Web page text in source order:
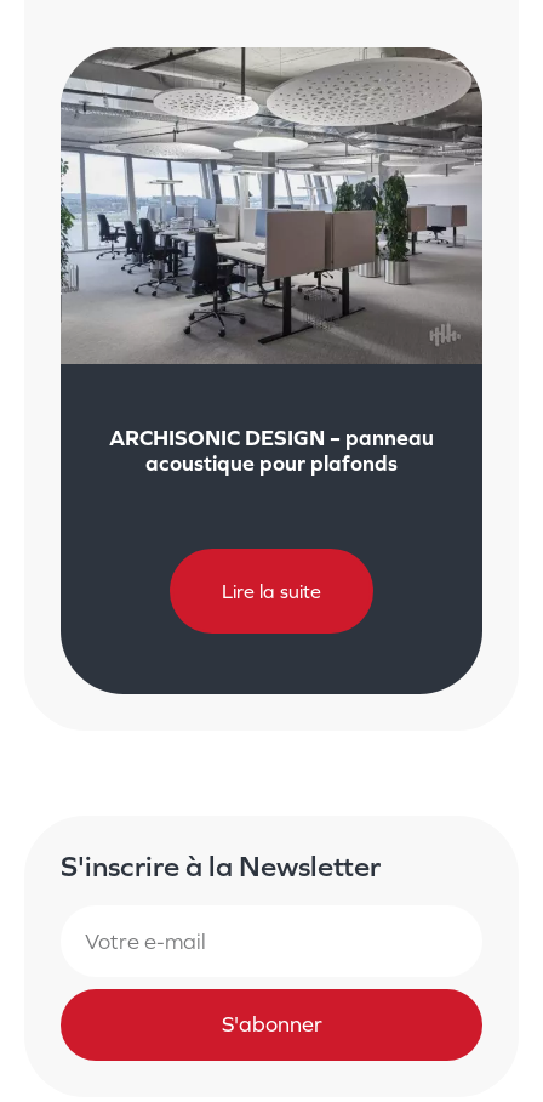
ARCHISONIC DESIGN – panneau
acoustique pour plafonds
Lire la suite
S'inscrire à la Newsletter
S'abonner